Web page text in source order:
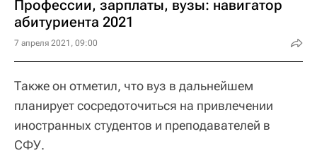
Профессии, зарплаты, вузы: навигатор
абитуриента 2021
7 апреля 2021, 09:00
Также он отметил, что вуз в дальнейшем
планирует сосредоточиться на привлечении
иностранных студентов и преподавателей в
СФУ.